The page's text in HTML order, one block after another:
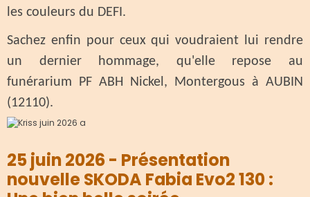
les couleurs du DEFI.
Sachez enfin pour ceux qui voudraient lui rendre
un dernier hommage, qu'elle repose au
funérarium PF ABH Nickel, Montergous à AUBIN
(12110).
25 juin 2026 - Présentation
nouvelle SKODA Fabia Evo2 130 :